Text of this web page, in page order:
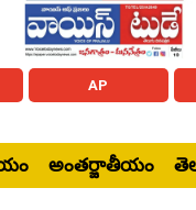
AP
అంతర్జాతీయం